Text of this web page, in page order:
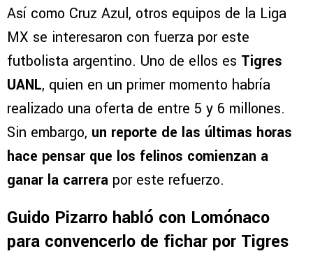
Cruz Azul ya conoce el precio de Kevin
Lomónaco: Independiente fija una cifra
millonaria
Así como Cruz Azul, otros equipos de la Liga
MX se interesaron con fuerza por este
futbolista argentino. Uno de ellos esTigres
UANL , quien en un primer momento habría
realizado una oferta de entre 5 y 6 millones.
hace pensar que los felinos comienzan a
ganar la carrerapor este refuerzo.